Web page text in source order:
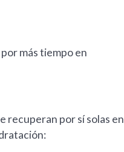
más tiempo en
recuperan por sí solas en